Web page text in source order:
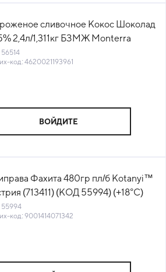
сливочное Кокос Шоколад
2,4л/1,311кг БЗМЖ Monterra
(КОД 56514) (-18°С)
код: 4620021193961
ВОЙДИТЕ
Фахита 480гр пл/б Kotanyi™
(713411) (КОД 55994) (+18°С)
55994
код: 9001414071342